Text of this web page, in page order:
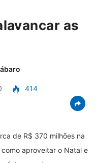
as
414
de R$ 370 milhões na
aproveitar o Natal e